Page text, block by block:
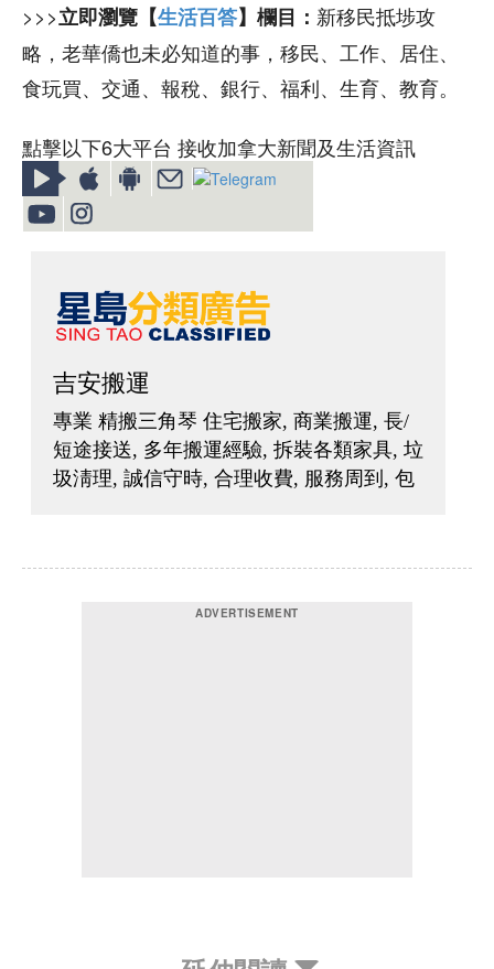
>>>立即瀏覽【生活百答】欄目： 新移民抵埗攻
略，老華僑也未必知道的事，移民、工作、居住、
食玩買、交通、報稅、銀行、福利、生育、教育。
點擊以下6大平台 接收加拿大新聞及生活資訊